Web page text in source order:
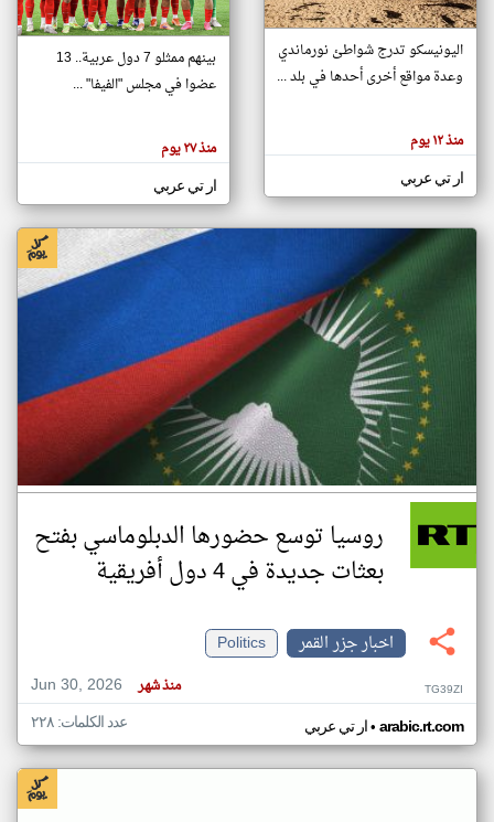
تغيير الدولة
اخبار جزر القمر على مدار الساعة
أهم اخبار جزر القمر العاجلة والمباشرة
هنا عن
وجهة
كاتبيها.
اليونيسكو تدرج شواطئ نورماندي
وعدة مواقع أخرى أحدها في بلد ...
منذ ١٢ يوم
ار تي عربي
بينهم ممثلو 7 دول عربية.. 13
عضوا في مجلس "الفيفا" ...
منذ ٢٧ يوم
ار تي عربي
روسيا توسع حضورها الدبلوماسي بفتح
بعثات جديدة في 4 دول أفريقية
اخبار جزر القمر
Politics
Jun 30, 2026
منذ شهر TG39ZI
ار تي عربي• arabic.rt.com عدد الكلمات: ٢٢٨
klyoum.com